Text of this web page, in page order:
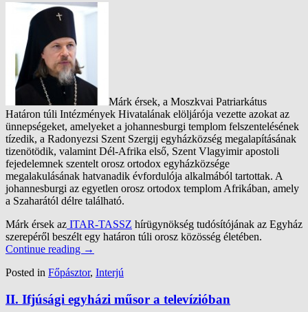
Márk érsek, a Moszkvai Patriarkátus
Határon túli Intézmények Hivatalának elöljárója vezette azokat az
ünnepségeket, amelyeket a johannesburgi templom felszentelésének
tízedik, a Radonyezsi Szent Szergij egyházközség megalapításának
tizenötödik, valamint Dél-Afrika első, Szent Vlagyimir apostoli
fejedelemnek szentelt orosz ortodox egyházközsége
megalakulásának hatvanadik évfordulója alkalmából tartottak. A
johannesburgi az egyetlen orosz ortodox templom Afrikában, amely
a Szaharától délre található.
Márk érsek az ITAR-TASSZ hírügynökség tudósítójának az Egyház
szerepéről beszélt egy határon túli orosz közösség életében.
Continue reading →
Posted in Főpásztor, Interjú
II. Ifjúsági egyházi műsor a televízióban